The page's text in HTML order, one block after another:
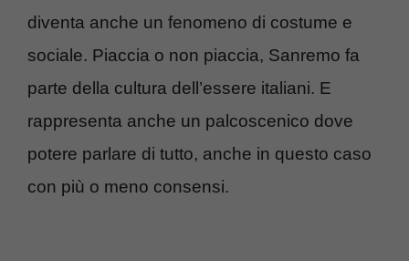
diventa anche un fenomeno di costume e
sociale. Piaccia o non piaccia, Sanremo fa
parte della cultura dell’essere italiani. E
rappresenta anche un palcoscenico dove
potere parlare di tutto, anche in questo caso
con più o meno consensi.